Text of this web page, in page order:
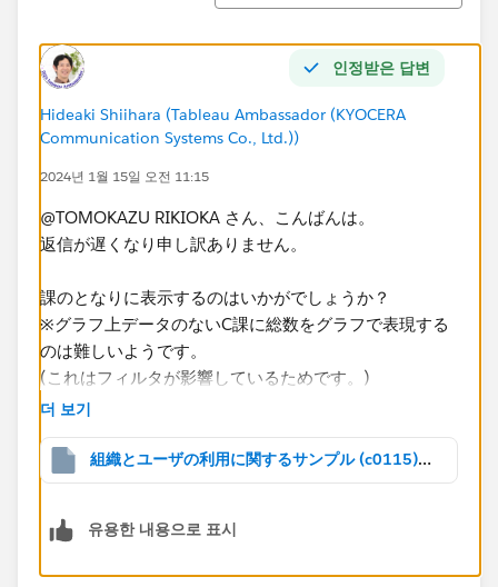
■ 質問
やりたいことに記載した内容を実装する方法は何かござ
いますか。もしございましたら、ご教授いただけますと
幸いです。
인정받은 답변
Hideaki Shiihara (Tableau Ambassador (KYOCERA
Communication Systems Co., Ltd.))
2024년 1월 15일 오전 11:15
@TOMOKAZU RIKIOKA​ さん、こんばんは。
返信が遅くなり申し訳ありません。
課のとなりに表示するのはいかがでしょうか？
※グラフ上データのないC課に総数をグラフで表現する
のは難しいようです。
(これはフィルタが影響しているためです。)​
더 보기
組織とユーザの利用に関するサンプル (c0115).twbx
유용한 내용으로 표시